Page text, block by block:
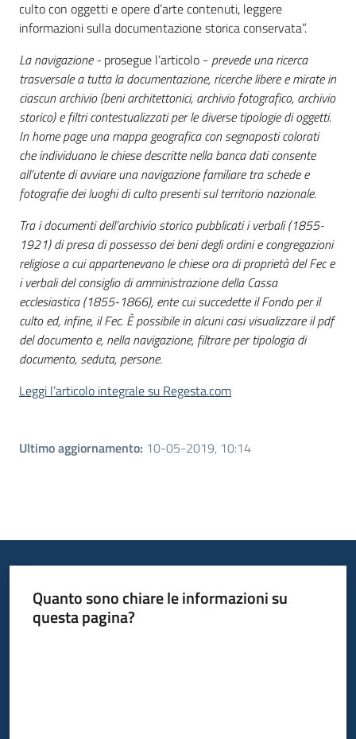
culto con oggetti e opere d’arte contenuti, leggere
informazioni sulla documentazione storica conservata”.
La navigazione - prosegue l’articolo - prevede una ricerca
trasversale a tutta la documentazione, ricerche libere e mirate in
ciascun archivio (beni architettonici, archivio fotografico, archivio
storico) e filtri contestualizzati per le diverse tipologie di oggetti.
In home page una mappa geografica con segnaposti colorati
che individuano le chiese descritte nella banca dati consente
all’utente di avviare una navigazione familiare tra schede e
fotografie dei luoghi di culto presenti sul territorio nazionale.
Tra i documenti dell’archivio storico pubblicati i verbali (1855-
1921) di presa di possesso dei beni degli ordini e congregazioni
religiose a cui appartenevano le chiese ora di proprietà del Fec e
i verbali del consiglio di amministrazione della Cassa
ecclesiastica (1855-1866), ente cui succedette il Fondo per il
culto ed, infine, il Fec. È possibile in alcuni casi visualizzare il pdf
del documento e, nella navigazione, filtrare per tipologia di
documento, seduta, persone.
Leggi l’articolo integrale su Regesta.com
Ultimo aggiornamento: 10-05-2019, 10:14
Quanto sono chiare le informazioni su
questa pagina?